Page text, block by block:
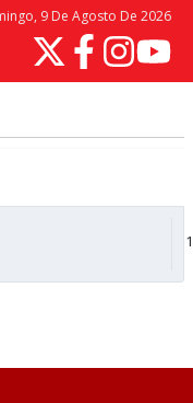
9 De Agosto De 2026